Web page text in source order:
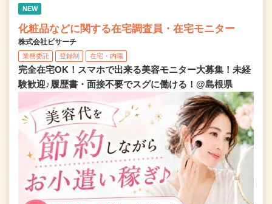
NEW
化粧品などに関する在宅調査員・在宅モニター
株式会社ビサーチ
業務委託 登録制 在宅・内職
完全在宅OK！スマホで出来る美容モニター大募集！未経
験歓迎♪履歴書・面接不要でスグに働ける！@島根県